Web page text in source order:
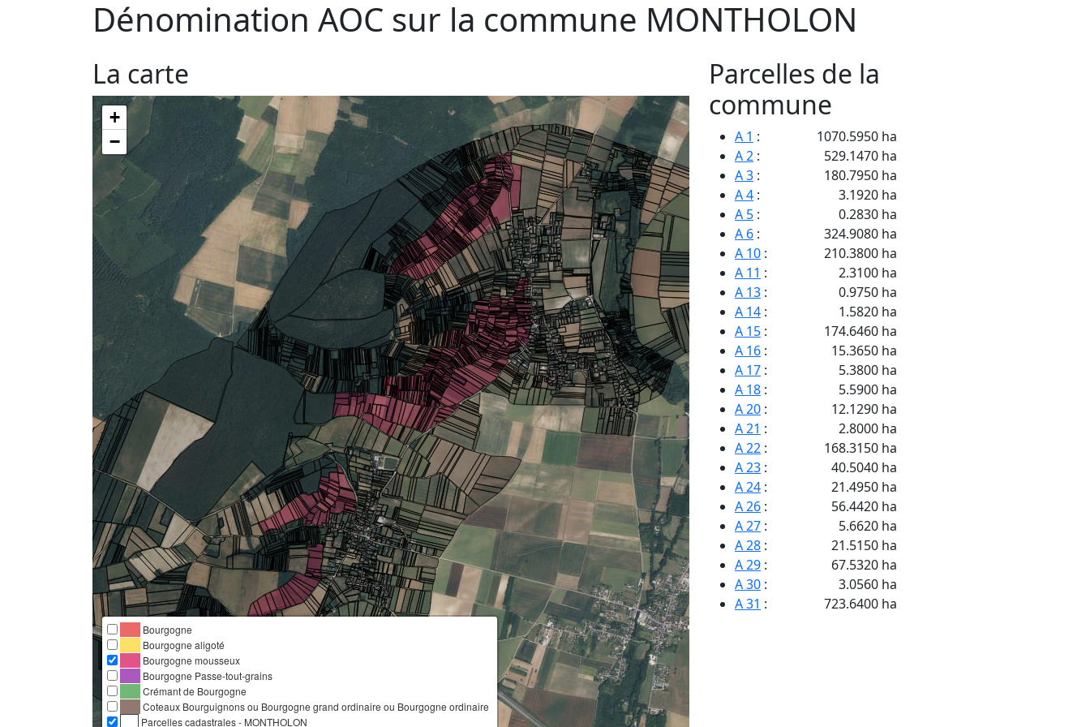
Dénomination AOC sur la commune MONTHOLON
La carte
+
−
Bourgogne
Bourgogne aligoté
Bourgogne mousseux
Bourgogne Passe-tout-grains
Crémant de Bourgogne
Coteaux Bourguignons ou Bourgogne grand ordinaire ou Bourgogne ordinaire
Parcelles cadastrales - MONTHOLON
Parcelles de la
commune
A 1 :
1070.5950 ha
A 2 :
529.1470 ha
A 3 :
180.7950 ha
A 4 :
3.1920 ha
A 5 :
0.2830 ha
A 6 :
324.9080 ha
A 10 :
210.3800 ha
A 11 :
2.3100 ha
A 13 :
0.9750 ha
A 14 :
1.5820 ha
A 15 :
174.6460 ha
A 16 :
15.3650 ha
A 17 :
5.3800 ha
A 18 :
5.5900 ha
A 20 :
12.1290 ha
A 21 :
2.8000 ha
A 22 :
168.3150 ha
A 23 :
40.5040 ha
A 24 :
21.4950 ha
A 26 :
56.4420 ha
A 27 :
5.6620 ha
A 28 :
21.5150 ha
A 29 :
67.5320 ha
A 30 :
3.0560 ha
A 31 :
723.6400 ha